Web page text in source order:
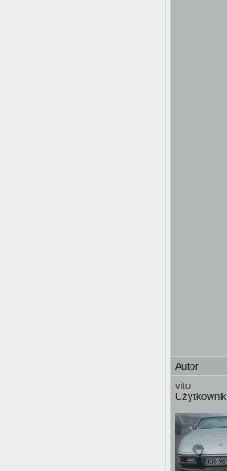
Autor
vito
Użytkownik